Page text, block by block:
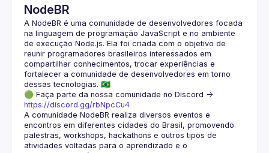
NodeBR
A NodeBR é uma comunidade de desenvolvedores focada
na linguagem de programação JavaScript e no ambiente
de execução Node.js. Ela foi criada com o objetivo de
reunir programadores brasileiros interessados em
compartilhar conhecimentos, trocar experiências e
fortalecer a comunidade de desenvolvedores em torno
🟢 Faça parte da nossa comunidade no Discord ->
https://discord.gg/rbNpcCu4
A comunidade NodeBR realiza diversos eventos e
encontros em diferentes cidades do Brasil, promovendo
palestras, workshops, hackathons e outros tipos de
atividades voltadas para o aprendizado e o